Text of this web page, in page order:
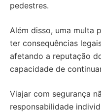
pedestres.
Além disso, uma multa
ter consequências
afetando a reputação
capacidade de
Viajar com segurança
responsabilidade